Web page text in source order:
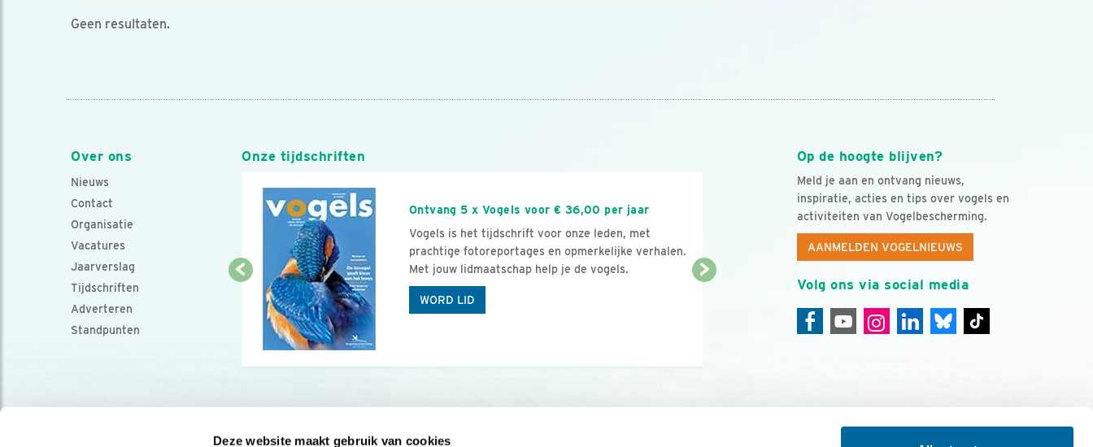
Deze website maakt gebruik van cookies
Geen resultaten.
Over ons
Nieuws
Contact
Organisatie
Vacatures
Jaarverslag
Tijdschriften
Adverteren
Standpunten
Op de hoogte blijven?
Meld je aan en ontvang nieuws,
inspiratie, acties en tips over vogels en
activiteiten van Vogelbescherming.
AANMELDEN VOGELNIEUWS
Volg ons via social media
Onze tijdschriften
Ontvang 5 x Vogels voor € 36,00 per jaar
Vogels is het tijdschrift voor onze leden, met
prachtige fotoreportages en opmerkelijke verhalen.
Met jouw lidmaatschap help je de vogels.
WORD LID